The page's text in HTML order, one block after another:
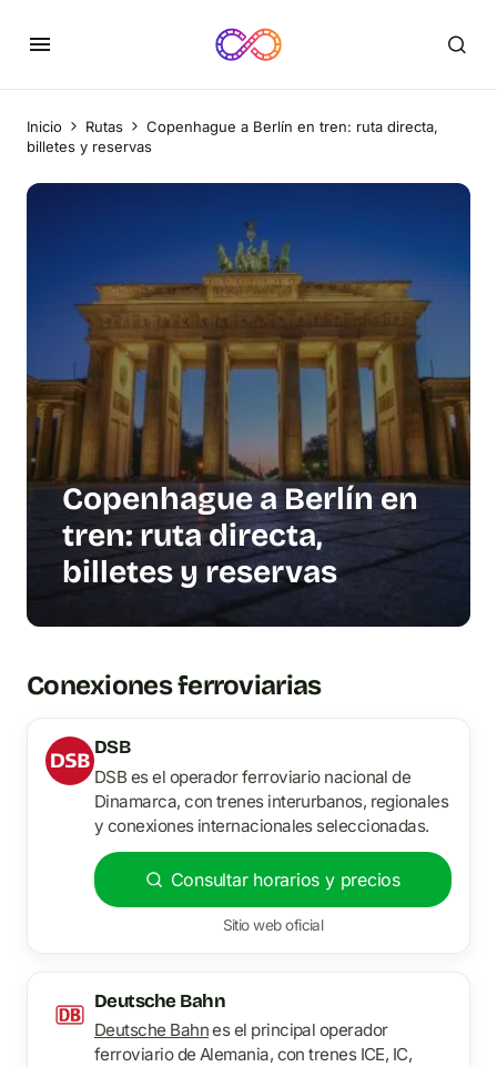
Inicio Rutas
Copenhague a Berlín en tren: ruta directa,
billetes y reservas
Copenhague a Berlín en
tren: ruta directa,
billetes y reservas
Conexiones ferroviarias
DSB
DSB es el operador ferroviario nacional de
Dinamarca, con trenes interurbanos, regionales
y conexiones internacionales seleccionadas.
Consultar horarios y precios
Sitio web oficial
Deutsche Bahn
Deutsche Bahnes el principal operador
ferroviario de Alemania, con trenes ICE, IC,